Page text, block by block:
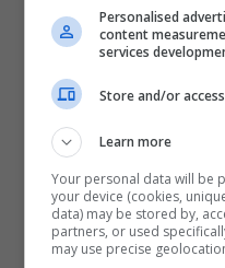
Sibel Halimi Ldk
Personalised
content
services
Store and/or
Learn more
Your personal data will be
your device (cookies,
data) may be stored by,
partners, or used
may use precise